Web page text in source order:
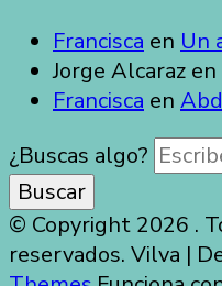
Francisca en Un
Jorge Alcaraz en
Francisca en
¿Buscas algo?
© Copyright 2026 .
reservados. Vilva |